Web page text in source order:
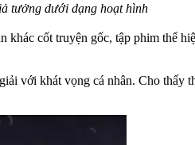
tưởng dưới dạng hoạt hình
cốt truyện gốc, tập phim thể
với khát vọng cá nhân. Cho thấy